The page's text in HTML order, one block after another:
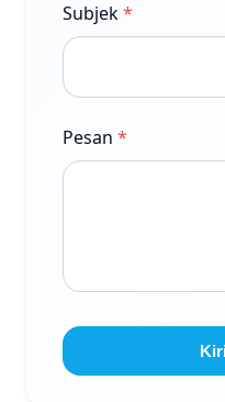
Subjek*
Pesan *